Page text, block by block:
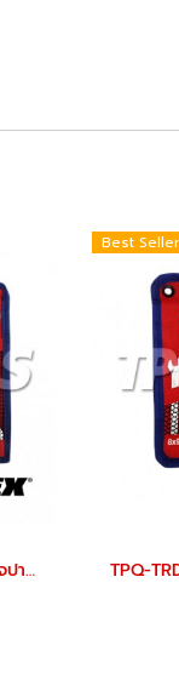
TPQ-TRDES8 (6-22 มม.) ประแจปากตายชุด 8 ตัว TOREX
Best Seller